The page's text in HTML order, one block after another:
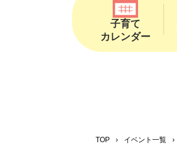
子育て
カレンダー
TOP › イベント一覧 ›